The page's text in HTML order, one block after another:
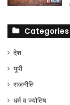
Categories
देश
यूपी
राजनीति
धर्म व ज्योतिष